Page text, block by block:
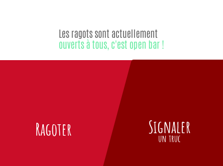
Ragoter
Les ragots sont actuellement
ouverts à tous, c'est open bar !
Signaler
un truc